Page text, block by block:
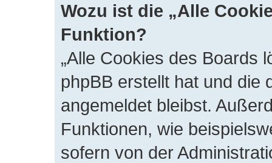
Wozu ist die „Alle
Funktion?
„Alle Cookies des Boards
phpBB erstellt hat und die
angemeldet bleibst.
Funktionen, wie
sofern von der